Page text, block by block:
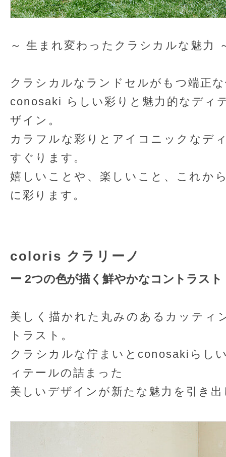
～ 生まれ変わったクラシカルな魅力
クラシカルなランドセルがもつ端正
conosaki らしい彩りと魅力的なディ
ザイン。
カラフルな彩りとアイコニックなデ
すぐります。
嬉しいことや、楽しいこと、これか
に彩ります。
coloris クラリーノ
ー 2つの色が描く鮮やかなコントラスト
美しく描かれた丸みのあるカッティ
トラスト。
クラシカルな佇まいとconosakiらし
ィテールの詰まった
美しいデザインが新たな魅力を引き